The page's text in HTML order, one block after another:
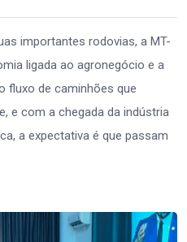
importantes rodovias, a MT-
ligada ao agronegócio e a
fluxo de caminhões que
e com a chegada da indústria
a expectativa é que passam